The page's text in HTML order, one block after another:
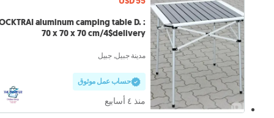
aluminum camping table D. :
70 x 70 x 70 cm/4$delivery
مدينة جبيل, جبيل
حساب عمل موثوق
منذ ٤ أسابيع